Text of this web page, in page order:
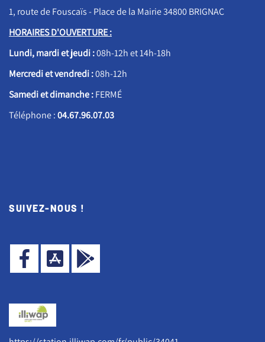
1, route de Fouscaïs - Place de la Mairie 34800 BRIGNAC
HORAIRES D'OUVERTURE :
Lundi, mardi et jeudi :08h-12h et 14h-18h
Mercredi et vendredi :08h-12h
Samedi et dimanche :FERMÉ
Téléphone :04.67.96.07.03
SUIVEZ-NOUS !